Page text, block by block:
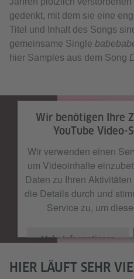
gedenkt, mit dem sie eine
Titel und Inhalt des Songs
gemeinsame Single
hier Samples aus dem Song
Wir benötigen Ihre
YouTube Video-
Wir verwenden einen
um Videoinhalte
Daten zu Ihren
die Details durch und
Service zu, um
Mehr Informationen
HIER LÄUFT SEHR